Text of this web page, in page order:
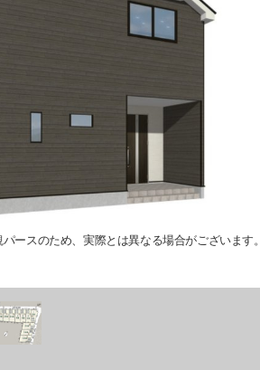
パースのため、実際とは異なる場合がございます。